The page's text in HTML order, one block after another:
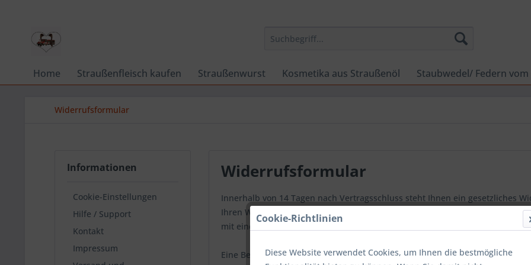
Home Straußenfleisch kaufen Straußenwurst Kosmetika aus Straußenöl Staubwedel/ Federn
Widerrufsformular
Informationen
Cookie-Einstellungen
Hilfe / Support
Kontakt
Impressum
Widerrufsformular
Innerhalb von 14 Tagen nach Vertragsschluss steht Ihnen ein gesetzliches
Ihren Widerruf bequem online einzureichen. Füllen Sie dazu die
mit einem Klick auf "Widerruf bestätigen" ab.
Eine Bestätigung mit Eingangsdatum und Uhrzeit wird Ihnen unmittelbar per
Cookie-Richtlinien
Diese Website verwendet Cookies, um Ihnen die bestmögliche